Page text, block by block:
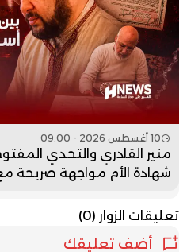
10 أغسطس 2026 - 09:00
منير القادري والتحدي
شهادة الأم مواجهة صريحة مع
تعليقات الزوار (0)
أضف تعليقك